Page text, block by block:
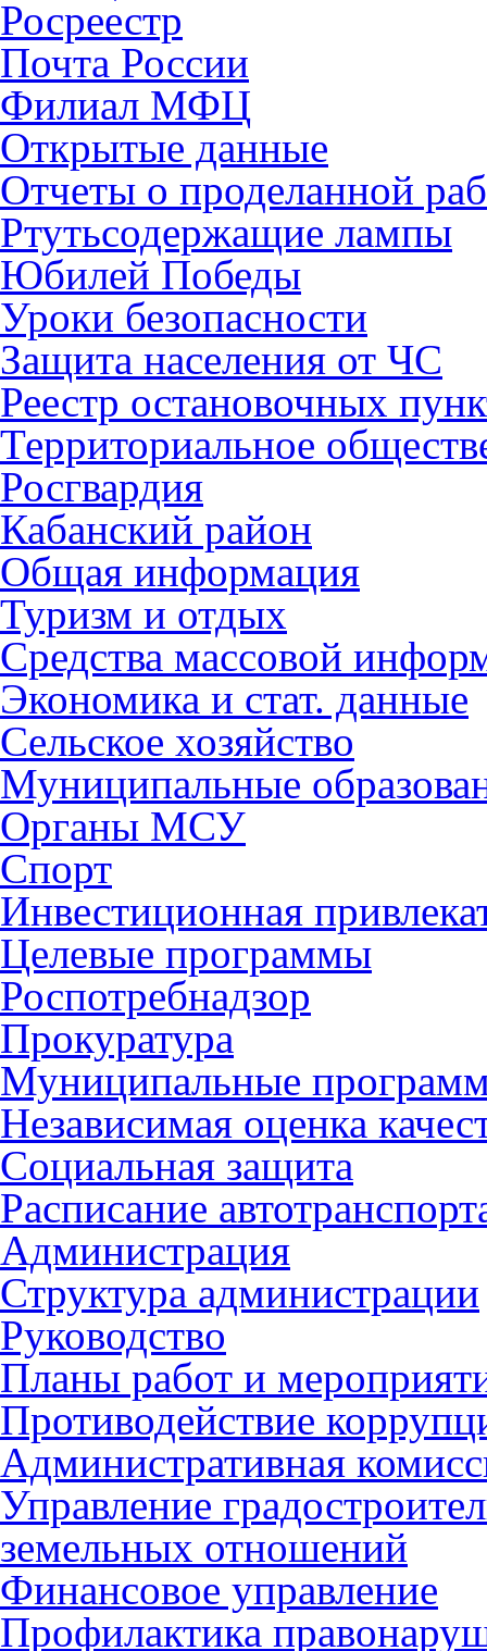
Росреестр
Почта России
Филиал МФЦ
Открытые данные
Отчеты о проделанной
Ртутьсодержащие лампы
Юбилей Победы
Уроки безопасности
Защита населения от ЧС
Реестр остановочных
Территориальное
Росгвардия
Кабанский район
Общая информация
Туризм и отдых
Средства массовой
Экономика и стат. данные
Сельское хозяйство
Муниципальные
Органы МСУ
Спорт
Инвестиционная
Целевые программы
Роспотребнадзор
Прокуратура
Муниципальные
Независимая оценка
Социальная защита
Расписание
Администрация
Структура администрации
Руководство
Планы работ и
Противодействие
Административная
Управление
земельных отношений
Финансовое управление
Профилактика